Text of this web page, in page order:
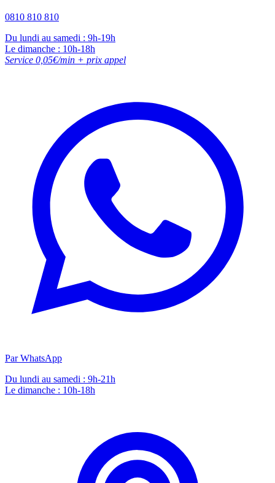
0810 810 810
Du lundi au samedi : 9h-19h
Le dimanche : 10h-18h
Service 0,05€/min + prix appel
Par WhatsApp
Du lundi au samedi : 9h-21h
Le dimanche : 10h-18h